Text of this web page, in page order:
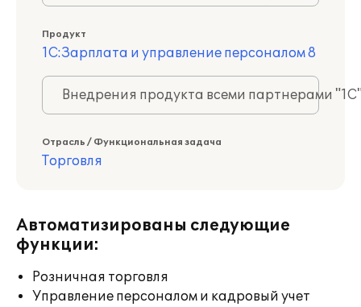
Продукт
1С:Зарплата и управление персоналом 8
Внедрения продукта всеми партнерами
Отрасль / Функциональная задача
Торговля
Автоматизированы следующие
функции:
Розничная торговля
Управление персоналом и кадровый учет